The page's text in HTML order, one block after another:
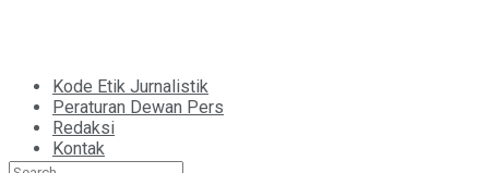
Kode Etik Jurnalistik
Peraturan Dewan Pers
Redaksi
Kontak